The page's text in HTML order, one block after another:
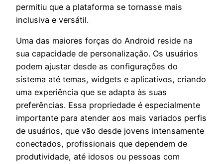
permitiu que a plataforma se tornasse mais
inclusiva e versátil.
Uma das maiores forças do Android reside na
sua capacidade de personalização. Os usuários
podem ajustar desde as configurações do
sistema até temas, widgets e aplicativos, criando
uma experiência que se adapta às suas
preferências. Essa propriedade é especialmente
importante para atender aos mais variados perfis
de usuários, que vão desde jovens intensamente
conectados, profissionais que dependem de
produtividade, até idosos ou pessoas com